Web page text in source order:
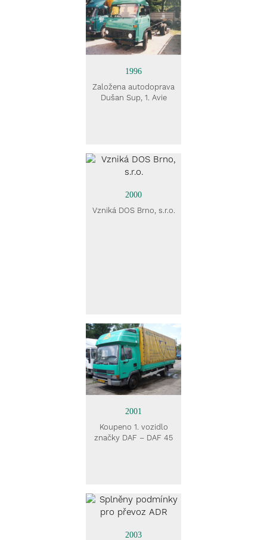
1996
Založena autodoprava
Dušan Sup, 1. Avie
2000
Vzniká DOS Brno, s.r.o.
2001
Koupeno 1. vozidlo
značky DAF – DAF 45
2003